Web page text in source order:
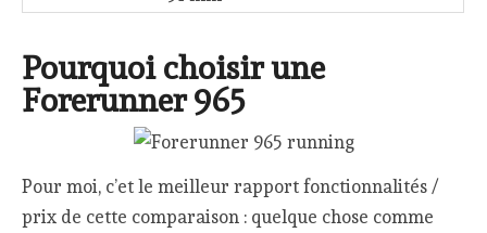
Garmin Fenix 8 Solar – 51
mm
Pourquoi choisir une
Forerunner 965